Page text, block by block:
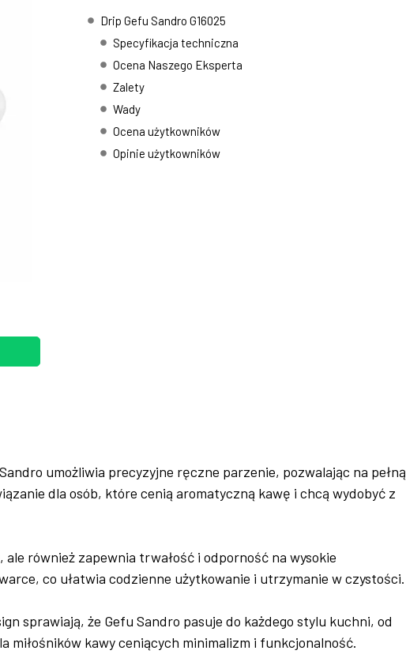
Drip Gefu Sandro G16025
Specyfikacja techniczna
Ocena Naszego Eksperta
Zalety
Wady
Ocena użytkowników
Opinie użytkowników
umożliwia precyzyjne ręczne parzenie, pozwalając na pełną
dla osób, które cenią aromatyczną kawę i chcą wydobyć z
również zapewnia trwałość i odporność na wysokie
co ułatwia codzienne użytkowanie i utrzymanie w czystości.
sprawiają, że Gefu Sandro pasuje do każdego stylu kuchni, od
miłośników kawy ceniących minimalizm i funkcjonalność.